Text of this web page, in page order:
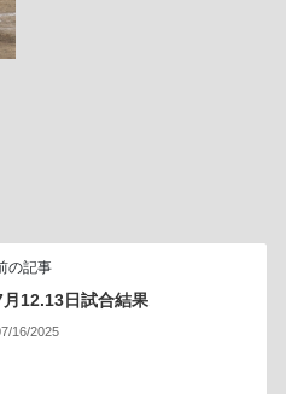
の記事
月12.13日試合結果
16/2025